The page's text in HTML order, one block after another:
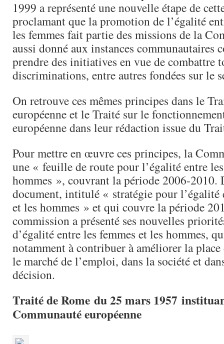
1999 a représenté une nouvelle étape de
proclamant que la promotion de l’égalité
les femmes fait partie des missions de la
aussi donné aux instances communautaires
prendre des initiatives en vue de combattre
discriminations, entre autres fondées sur le
On retrouve ces mêmes principes dans le
européenne et le Traité sur le
européenne dans leur rédaction issue du
Pour mettre en œuvre ces principes, la
une « feuille de route pour l’égalité entre
hommes », couvrant la période 2006-2010.
document, intitulé « stratégie pour l’égalité
et les hommes » et qui couvre la période
commission a présenté ses nouvelles
d’égalité entre les femmes et les hommes,
notamment à contribuer à améliorer la place
le marché de l’emploi, dans la société et
décision.
Traité de Rome du 25 mars 1957
Communauté européenne